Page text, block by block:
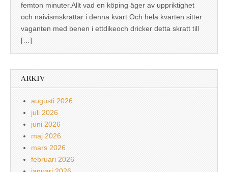
femton minuter.Allt vad en köping äger av uppriktighet
och naivismskrattar i denna kvart.Och hela kvarten sitter
vaganten med benen i ettdikeoch dricker detta skratt till
[…]
ARKIV
augusti 2026
juli 2026
juni 2026
maj 2026
mars 2026
februari 2026